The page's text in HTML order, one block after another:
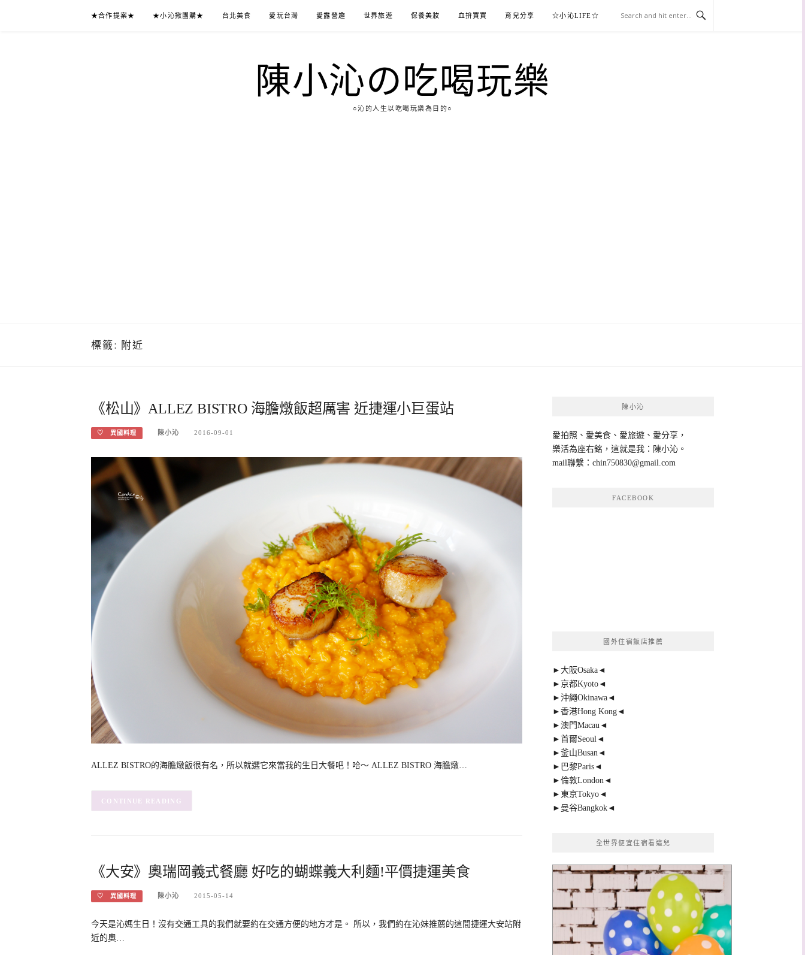
★合作提案★ ★小沁揪團購★ 台北美食 愛玩台灣 愛露營趣 世界旅遊 保養美妝 血拚買買 育兒分享 ☆小沁LIFE☆
陳小沁の吃喝玩樂
○沁的人生以吃喝玩樂為目的○
標籤: 附近
《松山》ALLEZ BISTRO 海膽燉飯超厲害 近捷運小巨蛋站
♡ 異國料理 陳小沁 2016-09-01
ALLEZ BISTRO的海膽燉飯很有名，所以就選它來當我的生日大餐吧！哈～ ALLEZ BISTRO 海膽燉…
CONTINUE READING
《大安》奧瑞岡義式餐廳 好吃的蝴蝶義大利麵!平價捷運美食
♡ 異國料理 陳小沁 2015-05-14
今天是沁媽生日！沒有交通工具的我們就要約在交通方便的地方才是。 所以，我們約在沁妹推薦的這間捷運大安站附
近的奧…
陳小沁
愛拍照、愛美食、愛旅遊、愛分享，
樂活為座右銘，這就是我：陳小沁。
mail聯繫： chin750830@gmail.com
FACEBOOK
國外住宿飯店推薦
►大阪Osaka◄
►京都Kyoto◄
►沖繩Okinawa◄
►香港Hong Kong◄
►澳門Macau◄
►首爾Seoul◄
►釜山Busan◄
►巴黎Paris◄
►倫敦London◄
►東京Tokyo◄
►曼谷Bangkok◄
全世界便宜住宿看這兒